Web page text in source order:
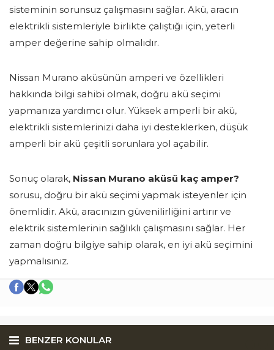
sisteminin sorunsuz çalışmasını sağlar. Akü, aracın
elektrikli sistemleriyle birlikte çalıştığı için, yeterli
amper değerine sahip olmalıdır.
Nissan Murano aküsünün amperi ve özellikleri
hakkında bilgi sahibi olmak, doğru akü seçimi
yapmanıza yardımcı olur. Yüksek amperli bir akü,
elektrikli sistemlerinizi daha iyi desteklerken, düşük
amperli bir akü çeşitli sorunlara yol açabilir.
Sonuç olarak, Nissan Murano aküsü kaç amper?
sorusu, doğru bir akü seçimi yapmak isteyenler için
önemlidir. Akü, aracınızın güvenilirliğini artırır ve
elektrik sistemlerinin sağlıklı çalışmasını sağlar. Her
zaman doğru bilgiye sahip olarak, en iyi akü seçimini
yapmalısınız.
BENZER KONULAR